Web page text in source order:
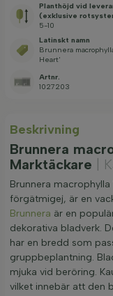
Planthöjd vid
(exklusive
5-10
Latinskt namn
Brunnera
Heart'
Artnr.
1027203
Beskrivning
Brunnera
Marktäckare
|
Brunnera macrophylla
förgätmigej, är en
Brunnera är en
dekorativa bladverk.
har en bredd som
gruppbeplantning.
mjuka vid beröring.
vilket innebär att den